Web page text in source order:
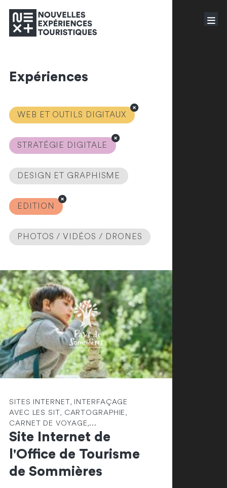
Expériences
WEB ET OUTILS DIGITAUX
STRATÉGIE DIGITALE
DESIGN ET GRAPHISME
EDITION
PHOTOS / VIDÉOS / DRONES
SITES INTERNET, INTERFAÇAGE
AVEC LES SIT, CARTOGRAPHIE,
CARNET DE VOYAGE,...
Site Internet de
l'Office de Tourisme
de Sommières